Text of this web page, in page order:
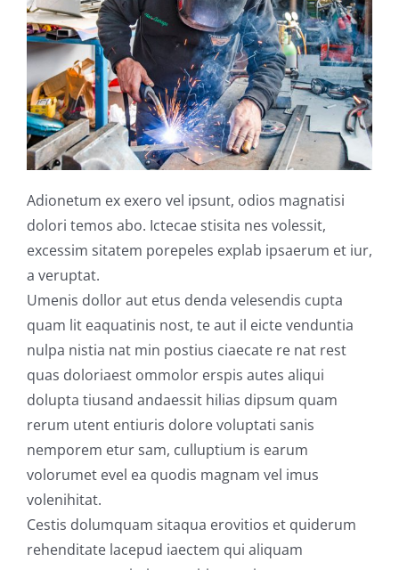
Adionetum ex exero vel ipsunt, odios magnatisi
dolori temos abo. Ictecae stisita nes volessit,
excessim sitatem porepeles explab ipsaerum et iur,
a veruptat.
Umenis dollor aut etus denda velesendis cupta
quam lit eaquatinis nost, te aut il eicte venduntia
nulpa nistia nat min postius ciaecate re nat rest
quas doloriaest ommolor erspis autes aliqui
dolupta tiusand andaessit hilias dipsum quam
rerum utent entiuris dolore voluptati sanis
nemporem etur sam, culluptium is earum
volorumet evel ea quodis magnam vel imus
volenihitat.
Cestis dolumquam sitaqua erovitios et quiderum
rehenditate lacepud iaectem qui aliquam